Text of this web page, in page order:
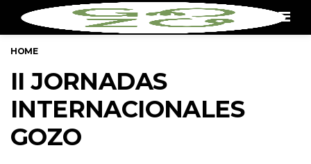
HOME
II JORNADAS
INTERNACIONALES
GOZO